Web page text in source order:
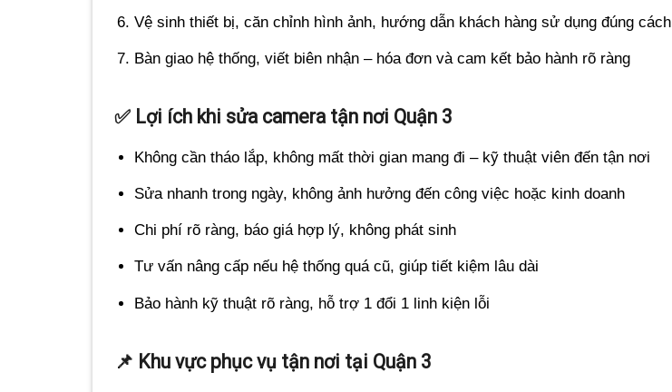
Vệ sinh thiết bị, căn chỉnh hình ảnh, hướng dẫn khách hàng sử dụng đúng cách
Bàn giao hệ thống, viết biên nhận – hóa đơn và cam kết bảo hành rõ ràng
✅ Lợi ích khi sửa camera tận nơi Quận 3
Không cần tháo lắp, không mất thời gian mang đi – kỹ thuật viên đến tận nơi
Sửa nhanh trong ngày, không ảnh hưởng đến công việc hoặc kinh doanh
Chi phí rõ ràng, báo giá hợp lý, không phát sinh
Tư vấn nâng cấp nếu hệ thống quá cũ, giúp tiết kiệm lâu dài
Bảo hành kỹ thuật rõ ràng, hỗ trợ 1 đổi 1 linh kiện lỗi
📌 Khu vực phục vụ tận nơi tại Quận 3